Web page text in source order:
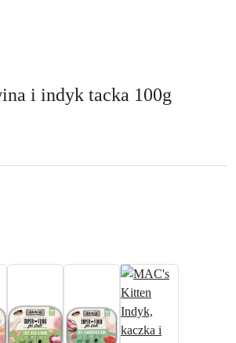
i indyk tacka 100g